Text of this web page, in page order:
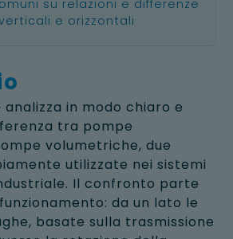
su relazioni e differenze
e orizzontali
in modo chiaro e
tra pompe
volumetriche, due
utilizzate nei sistemi
Il confronto parte
da un lato le
basate sulla trasmissione